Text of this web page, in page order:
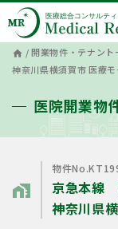
home /開業物件・テナント
神奈川県横須賀市 医療
医院開業物
home_work
物件
京急本線
神奈川県